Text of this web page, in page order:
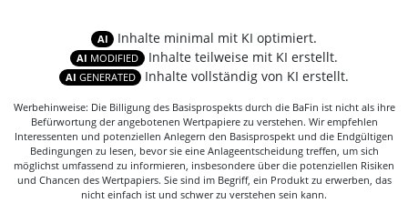
AI Inhalte minimal mit KI optimiert.
AI MODIFIED Inhalte teilweise mit KI erstellt.
AI GENERATED Inhalte vollständig von KI erstellt.
Werbehinweise: Die Billigung des Basisprospekts durch die BaFin ist nicht als ihre
Befürwortung der angebotenen Wertpapiere zu verstehen. Wir empfehlen
Interessenten und potenziellen Anlegern den Basisprospekt und die Endgültigen
Bedingungen zu lesen, bevor sie eine Anlageentscheidung treffen, um sich
möglichst umfassend zu informieren, insbesondere über die potenziellen Risiken
und Chancen des Wertpapiers. Sie sind im Begriff, ein Produkt zu erwerben, das
nicht einfach ist und schwer zu verstehen sein kann.